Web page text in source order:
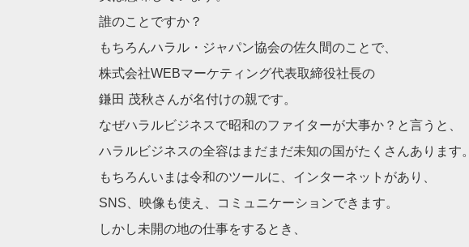
誰のことですか？
もちろんハラル・ジャパン協会の佐久間のことで、
株式会社WEBマーケティング代表取締役社長の
鎌田 茂秋さんが名付けの親です。
なぜハラルビジネスで昭和のファイターが大事か？と言うと、
ハラルビジネスの全容はまだまだ未知の国がたくさんあります。
もちろんいまは令和のツールに、インターネットがあり、
SNS、映像も使え、コミュニケーションできます。
しかし未開の地の仕事をするとき、